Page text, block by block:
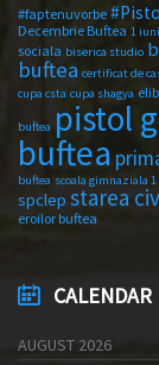
#faptenuvorbe
Decembrie Buftea 1
sociala biserica studio
buftea certificat de
cupa csta cupa shagya
buftea pistol
buftea
buftea scoala gimnaziala 1
spclep starea
eroilor buftea
CALENDAR
AUGUST 2026